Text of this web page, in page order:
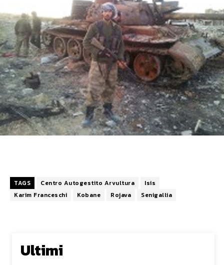
TAGS Centro Autogestito Arvultura
Isis
Karim Franceschi
Kobane Rojava Senigallia
Ultimi